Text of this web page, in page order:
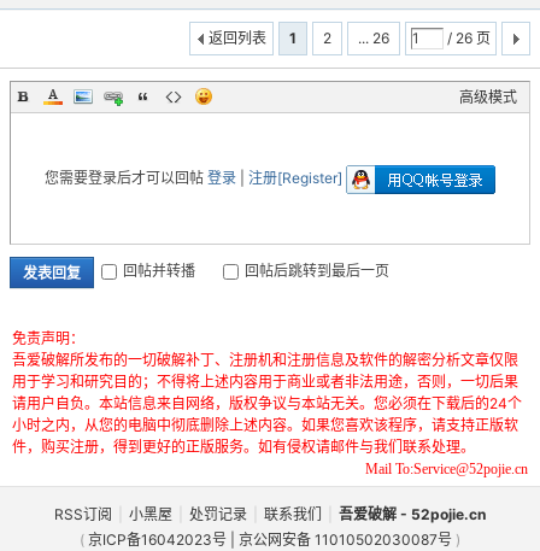
1 2 ... 26 / 26 页
返回列表
高级模式
您需要登录后才可以回帖 登录 注册[Register]
发表回复 回帖并转播 回帖后跳转到最后一页
免责声明：
吾爱破解所发布的一切破解补丁、注册机和注册信息及软件的解密分析文章仅限
用于学习和研究目的；不得将上述内容用于商业或者非法用途，否则，一切后果
请用户自负。本站信息来自网络，版权争议与本站无关。您必须在下载后的24个
小时之内，从您的电脑中彻底删除上述内容。如果您喜欢该程序，请支持正版软
件，购买注册，得到更好的正版服务。如有侵权请邮件与我们联系处理。
Mail To:Service@52pojie.cn
RSS订阅 小黑屋 处罚记录 联系我们
吾爱破解 - 52pojie.cn
( 京ICP备16042023号 | 京公网安备 11010502030087号 )